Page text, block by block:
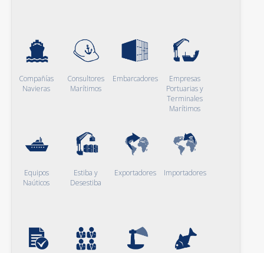
Compañías
Navieras
Consultores
Marítimos
Embarcadores
Empresas
Portuarias y
Terminales
Marítimos
Equipos
Naúticos
Estiba y
Desestiba
Exportadores Importadores